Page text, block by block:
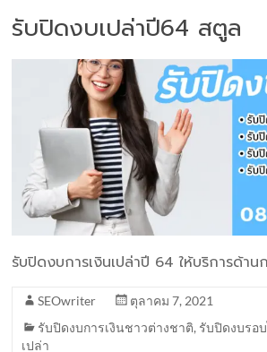
รับปิดงบเปล่าปี64 สตูล
รับปิดงบการเงินเปล่าปี 64 ให้บริการด้านก
SEOwriter
ตุลาคม 7, 2021
รับปิดงบการเงินชาวต่างชาติ, รับปิดงบรอ
เปล่า